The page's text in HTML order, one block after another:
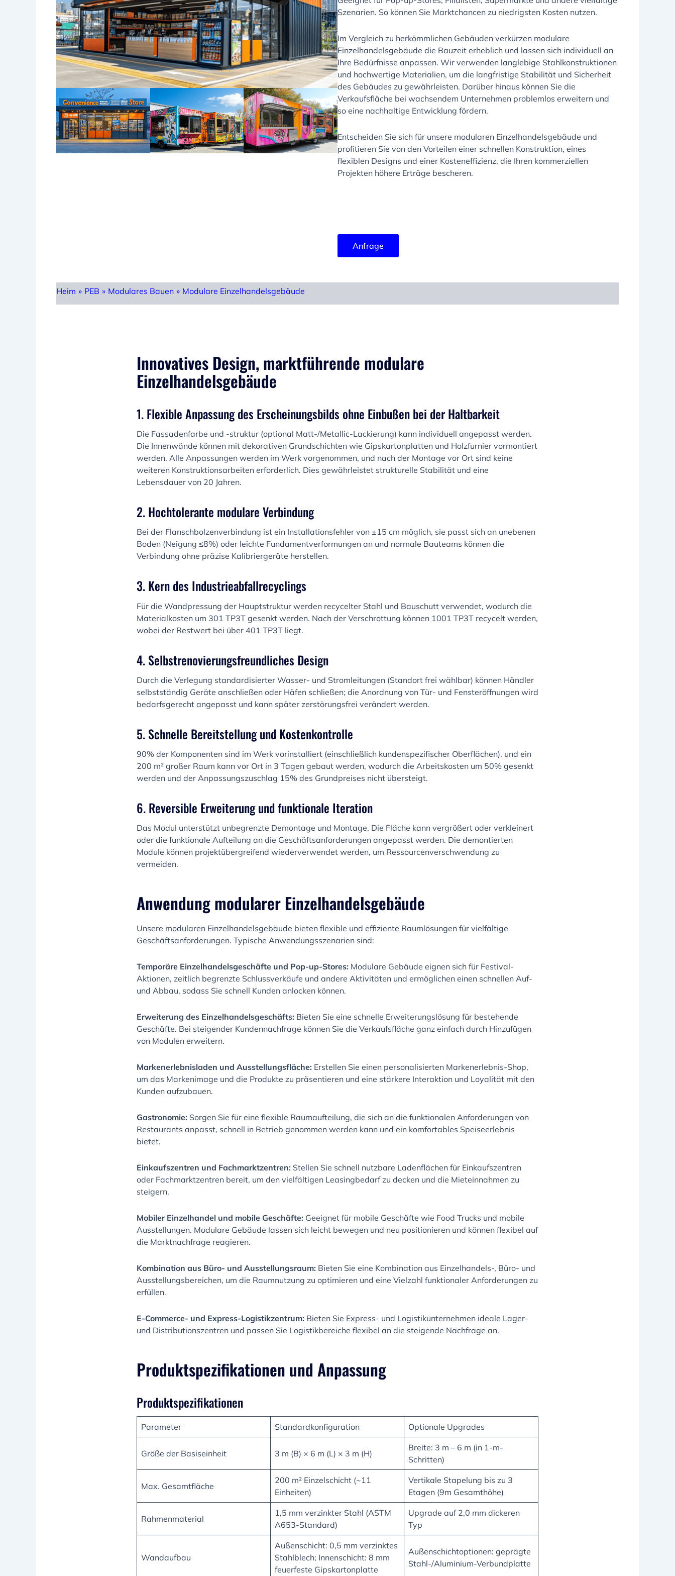
Szenarien. So können Sie Marktchancen zu niedrigsten Kosten nutzen.
Im Vergleich zu herkömmlichen Gebäuden verkürzen modulare
Einzelhandelsgebäude die Bauzeit erheblich und lassen sich individuell an
Ihre Bedürfnisse anpassen. Wir verwenden langlebige Stahlkonstruktionen
und hochwertige Materialien, um die langfristige Stabilität und Sicherheit
des Gebäudes zu gewährleisten. Darüber hinaus können Sie die
Verkaufsfläche bei wachsendem Unternehmen problemlos erweitern und
so eine nachhaltige Entwicklung fördern.
Entscheiden Sie sich für unsere modularen Einzelhandelsgebäude und
profitieren Sie von den Vorteilen einer schnellen Konstruktion, eines
flexiblen Designs und einer Kosteneffizienz, die Ihren kommerziellen
Projekten höhere Erträge bescheren.
Anfrage
Heim » PEB » Modulares Bauen » Modulare Einzelhandelsgebäude
Innovatives Design, marktführende modulare
Einzelhandelsgebäude
1. Flexible Anpassung des Erscheinungsbilds ohne Einbußen bei der Haltbarkeit
Die Fassadenfarbe und -struktur (optional Matt-/Metallic-Lackierung) kann individuell angepasst werden.
Die Innenwände können mit dekorativen Grundschichten wie Gipskartonplatten und Holzfurnier vormontiert
werden. Alle Anpassungen werden im Werk vorgenommen, und nach der Montage vor Ort sind keine
weiteren Konstruktionsarbeiten erforderlich. Dies gewährleistet strukturelle Stabilität und eine
Lebensdauer von 20 Jahren.
2. Hochtolerante modulare Verbindung
Bei der Flanschbolzenverbindung ist ein Installationsfehler von ±15 cm möglich, sie passt sich an unebenen
Boden (Neigung ≤8%) oder leichte Fundamentverformungen an und normale Bauteams können die
Verbindung ohne präzise Kalibriergeräte herstellen.
3. Kern des Industrieabfallrecyclings
Für die Wandpressung der Hauptstruktur werden recycelter Stahl und Bauschutt verwendet, wodurch die
Materialkosten um 301 TP3T gesenkt werden. Nach der Verschrottung können 1001 TP3T recycelt werden,
wobei der Restwert bei über 401 TP3T liegt.
4. Selbstrenovierungsfreundliches Design
Durch die Verlegung standardisierter Wasser- und Stromleitungen (Standort frei wählbar) können Händler
selbstständig Geräte anschließen oder Häfen schließen; die Anordnung von Tür- und Fensteröffnungen wird
bedarfsgerecht angepasst und kann später zerstörungsfrei verändert werden.
5. Schnelle Bereitstellung und Kostenkontrolle
90% der Komponenten sind im Werk vorinstalliert (einschließlich kundenspezifischer Oberflächen), und ein
200 m² großer Raum kann vor Ort in 3 Tagen gebaut werden, wodurch die Arbeitskosten um 50% gesenkt
werden und der Anpassungszuschlag 15% des Grundpreises nicht übersteigt.
6. Reversible Erweiterung und funktionale Iteration
Das Modul unterstützt unbegrenzte Demontage und Montage. Die Fläche kann vergrößert oder verkleinert
oder die funktionale Aufteilung an die Geschäftsanforderungen angepasst werden. Die demontierten
Module können projektübergreifend wiederverwendet werden, um Ressourcenverschwendung zu
vermeiden.
Anwendung modularer Einzelhandelsgebäude
Unsere modularen Einzelhandelsgebäude bieten flexible und effiziente Raumlösungen für vielfältige
Geschäftsanforderungen. Typische Anwendungsszenarien sind:
Temporäre Einzelhandelsgeschäfte und Pop-up-Stores: Modulare Gebäude eignen sich für Festival-
Aktionen, zeitlich begrenzte Schlussverkäufe und andere Aktivitäten und ermöglichen einen schnellen Auf-
und Abbau, sodass Sie schnell Kunden anlocken können.
Erweiterung des Einzelhandelsgeschäfts: Bieten Sie eine schnelle Erweiterungslösung für bestehende
Geschäfte. Bei steigender Kundennachfrage können Sie die Verkaufsfläche ganz einfach durch Hinzufügen
von Modulen erweitern.
Markenerlebnisladen und Ausstellungsfläche: Erstellen Sie einen personalisierten Markenerlebnis-Shop,
um das Markenimage und die Produkte zu präsentieren und eine stärkere Interaktion und Loyalität mit den
Kunden aufzubauen.
Gastronomie: Sorgen Sie für eine flexible Raumaufteilung, die sich an die funktionalen Anforderungen von
Restaurants anpasst, schnell in Betrieb genommen werden kann und ein komfortables Speiseerlebnis
bietet.
Einkaufszentren und Fachmarktzentren: Stellen Sie schnell nutzbare Ladenflächen für Einkaufszentren
oder Fachmarktzentren bereit, um den vielfältigen Leasingbedarf zu decken und die Mieteinnahmen zu
steigern.
Mobiler Einzelhandel und mobile Geschäfte: Geeignet für mobile Geschäfte wie Food Trucks und mobile
Ausstellungen. Modulare Gebäude lassen sich leicht bewegen und neu positionieren und können flexibel auf
die Marktnachfrage reagieren.
Kombination aus Büro- und Ausstellungsraum: Bieten Sie eine Kombination aus Einzelhandels-, Büro- und
Ausstellungsbereichen, um die Raumnutzung zu optimieren und eine Vielzahl funktionaler Anforderungen zu
erfüllen.
E-Commerce- und Express-Logistikzentrum: Bieten Sie Express- und Logistikunternehmen ideale Lager-
und Distributionszentren und passen Sie Logistikbereiche flexibel an die steigende Nachfrage an.
Produktspezifikationen und Anpassung
Produktspezifikationen
Parameter Standardkonfiguration Optionale Upgrades
Größe der Basiseinheit 3 m (B) × 6 m (L) × 3 m (H)
Breite: 3 m – 6 m (in 1-m-
Schritten)
Max. Gesamtfläche
200 m² Einzelschicht (~11
Einheiten)
Vertikale Stapelung bis zu 3
Etagen (9m Gesamthöhe)
Rahmenmaterial
1,5 mm verzinkter Stahl (ASTM
A653-Standard)
Upgrade auf 2,0 mm dickeren
Typ
Wandaufbau
Außenschicht: 0,5 mm verzinktes
Stahlblech; Innenschicht: 8 mm
feuerfeste Gipskartonplatte
Außenschichtoptionen: geprägte
Stahl-/Aluminium-Verbundplatte